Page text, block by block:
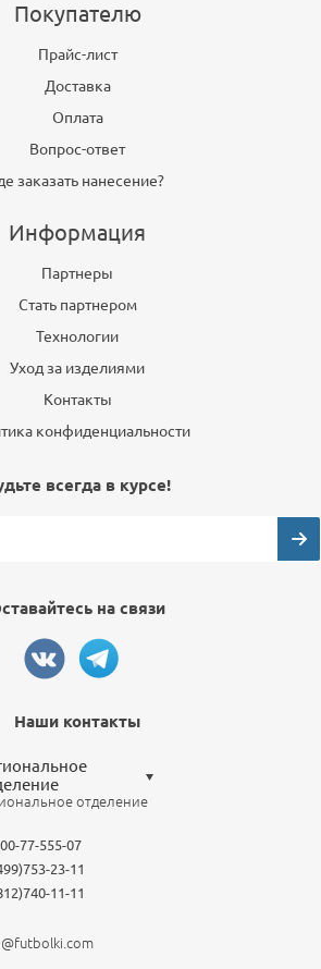
Покупателю
Прайс-лист
Доставка
Оплата
Вопрос-ответ
заказать нанесение?
Информация
Партнеры
Стать партнером
Технологии
Уход за изделиями
Контакты
конфиденциальности
всегда в курсе!
на связи
Наши контакты
Выберите отделение
Региональное отделение
Санкт-Петербург
отделение
77-555-07
23-11
11-11